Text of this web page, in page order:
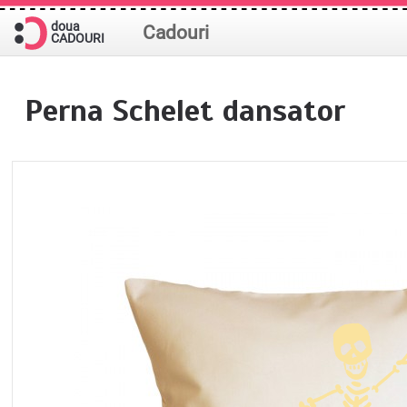
doua
CADOURI
Cadouri
Perna Schelet dansator